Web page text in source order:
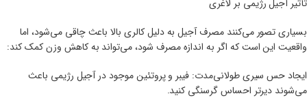
تأثیر آجیل رژیمی بر لاغری
بسیاری تصور می‌کنند مصرف آجیل به دلیل کالری بالا باعث چاقی می‌شود، اما
واقعیت این است که اگر به اندازه مصرف شود، می‌تواند به کاهش وزن کمک کند:
ایجاد حس سیری طولانی‌مدت: فیبر و پروتئین موجود در آجیل رژیمی باعث
می‌شوند دیرتر احساس گرسنگی کنید.